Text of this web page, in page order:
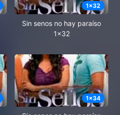
1x32
Sin senos no hay paraíso
1x32
1x34